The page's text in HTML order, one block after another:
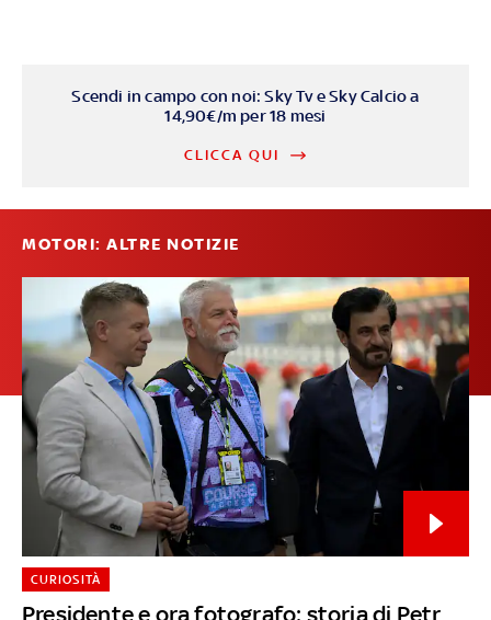
Scendi in campo con noi: Sky Tv e Sky Calcio a
14,90€/m per 18 mesi
CLICCA QUI
MOTORI: ALTRE NOTIZIE
Presidente e ora fotografo: storia di Petr
CURIOSITÀ